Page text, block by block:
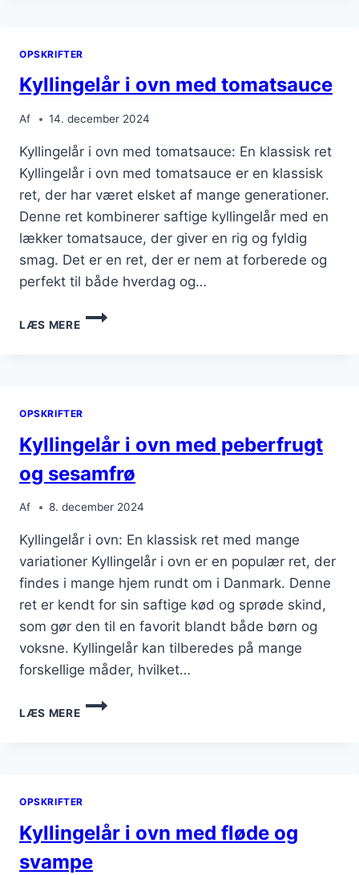
HVIDVIN
OPSKRIFTER
Kyllingelår i ovn med tomatsauce
Af 14. december 2024
Kyllingelår i ovn med tomatsauce: En klassisk ret
Kyllingelår i ovn med tomatsauce er en klassisk
ret, der har været elsket af mange generationer.
Denne ret kombinerer saftige kyllingelår med en
lækker tomatsauce, der giver en rig og fyldig
smag. Det er en ret, der er nem at forberede og
perfekt til både hverdag og…
LÆS MERE
KYLLINGELÅR
I
OPSKRIFTER
Kyllingelår i ovn med peberfrugt
og sesamfrø
Af 8. december 2024
Kyllingelår i ovn: En klassisk ret med mange
variationer Kyllingelår i ovn er en populær ret, der
findes i mange hjem rundt om i Danmark. Denne
ret er kendt for sin saftige kød og sprøde skind,
som gør den til en favorit blandt både børn og
voksne. Kyllingelår kan tilberedes på mange
forskellige måder, hvilket…
LÆS MERE
KYLLINGELÅR
I
SESAMFRØ
OPSKRIFTER
Kyllingelår i ovn med fløde og
svampe